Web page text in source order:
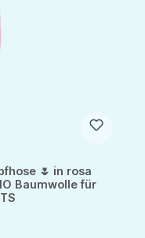
🌷 in rosa
Baumwolle für